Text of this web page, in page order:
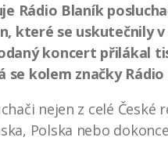
Rádio Blaník
které se
koncert přilákal
kolem značky
nejen z celé
Polska nebo